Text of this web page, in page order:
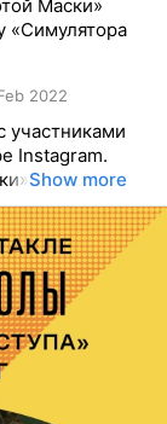
Маски»
«Симулятора
2022
участниками
Instagram.
Show more